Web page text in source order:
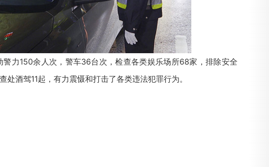
力150余人次，警车36台次，检查各类娱乐场所68家，排除安全
处酒驾11起，有力震慑和打击了各类违法犯罪行为。